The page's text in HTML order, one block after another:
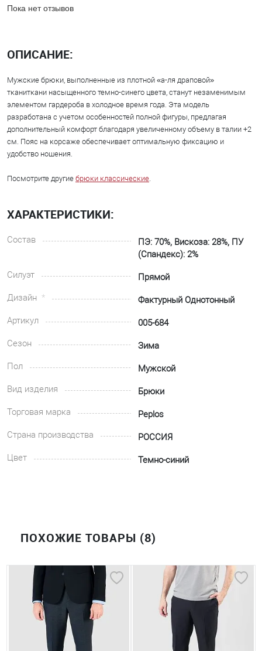
Пока нет отзывов
ОПИСАНИЕ:
Мужские брюки, выполненные из плотной «а-ля драповой»
тканиткани насыщенного темно-синего цвета, станут незаменимым
элементом гардероба в холодное время года. Эта модель
разработана с учетом особенностей полной фигуры, предлагая
дополнительный комфорт благодаря увеличенному объему в талии +2
см. Пояс на корсаже обеспечивает оптимальную фиксацию и
удобство ношения.
Посмотрите другие брюки классические.
ХАРАКТЕРИСТИКИ:
Состав
ПЭ: 70%, Вискоза: 28%, ПУ
(Спандекс): 2%
Силуэт
Прямой
Дизайн
Фактурный Однотонный
Артикул
005-684
Сезон
Зима
Пол
Мужской
Вид изделия
Брюки
Торговая марка
Peplos
Страна производства
РОССИЯ
Цвет
Темно-синий
ПОХОЖИЕ ТОВАРЫ (8)